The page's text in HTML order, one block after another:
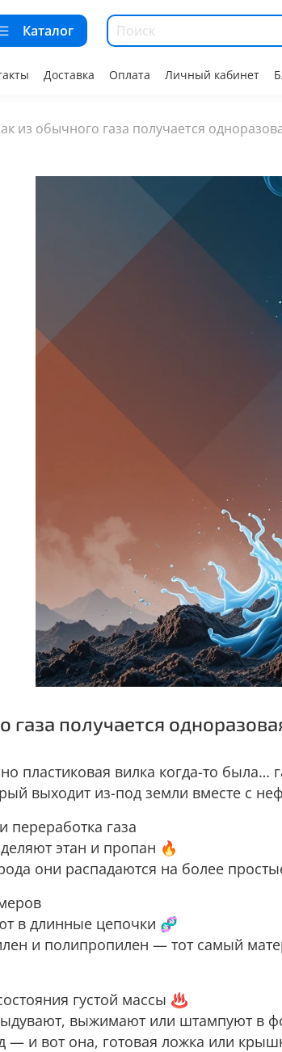
Каталог
Доставка Оплата Личный кабинет
из обычного газа получается
газа получается
пластиковая вилка когда-то была…
выходит из-под земли вместе с
переработка газа
этан и пропан 🔥
они распадаются на более
в длинные цепочки 🧬
и полипропилен — тот самый
густой массы ♨️
выжимают или штампуют в
— и вот она, готовая ложка или